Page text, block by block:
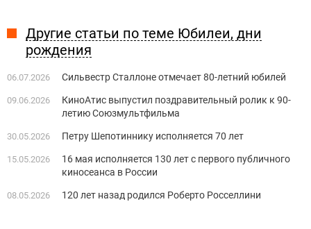
Другие статьи по теме Юбилеи, дни
рождения
06.07.2026 Сильвестр Сталлоне отмечает 80-летний юбилей
09.06.2026
КиноАтис выпустил поздравительный ролик к 90-
летию Союзмультфильма
30.05.2026 Петру Шепотиннику исполняется 70 лет
15.05.2026
16 мая исполняется 130 лет с первого публичного
киносеанса в России
08.05.2026 120 лет назад родился Роберто Росселлини